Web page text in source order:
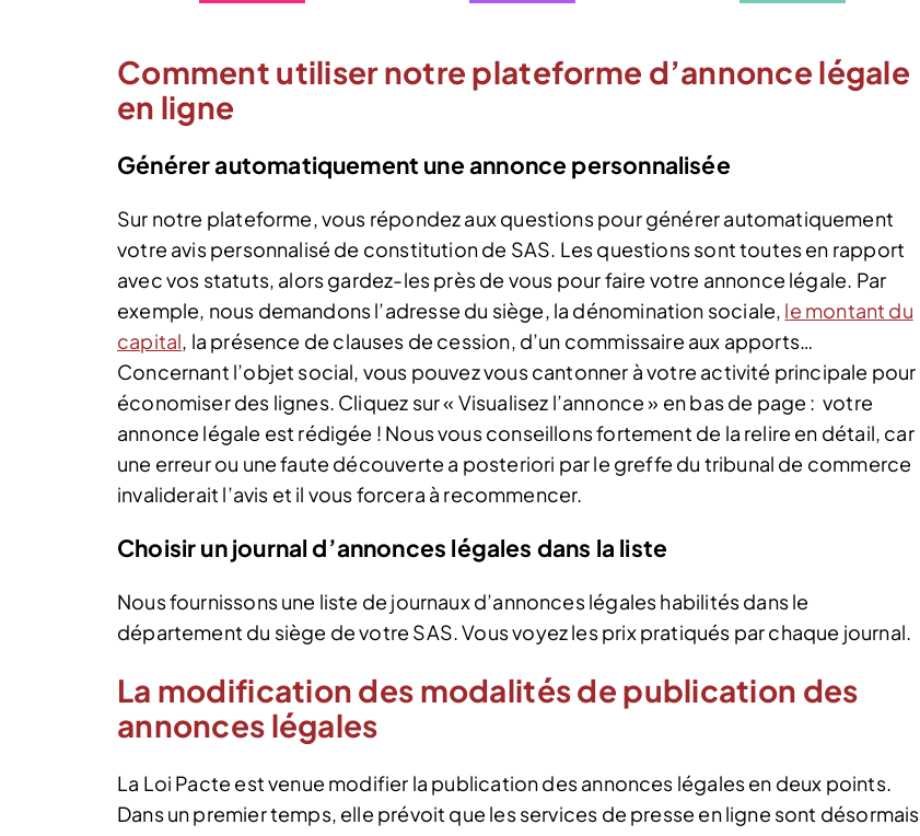
Comment utiliser notre plateforme d’annonce légale
en ligne
Générer automatiquement une annonce personnalisée
Sur notre plateforme, vous répondez aux questions pour générer automatiquement
votre avis personnalisé de constitution de SAS. Les questions sont toutes en rapport
avec vos statuts, alors gardez-les près de vous pour faire votre annonce légale. Par
exemple, nous demandons l’adresse du siège, la dénomination sociale, le montant du
capital, la présence de clauses de cession, d’un commissaire aux apports…
Concernant l’objet social, vous pouvez vous cantonner à votre activité principale pour
économiser des lignes. Cliquez sur « Visualisez l’annonce » en bas de page : votre
annonce légale est rédigée ! Nous vous conseillons fortement de la relire en détail, car
une erreur ou une faute découverte a posteriori par le greffe du tribunal de commerce
invaliderait l’avis et il vous forcera à recommencer.
Choisir un journal d’annonces légales dans la liste
Nous fournissons une liste de journaux d’annonces légales habilités dans le
département du siège de votre SAS. Vous voyez les prix pratiqués par chaque journal.
La modification des modalités de publication des
annonces légales
La Loi Pacte est venue modifier la publication des annonces légales en deux points.
Dans un premier temps, elle prévoit que les services de presse en ligne sont désormais